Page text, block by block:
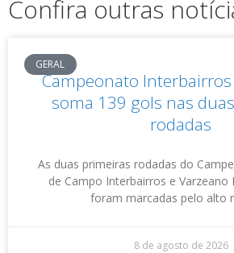
Confira outras
GERAL
Campeonato Interbairros
soma 139 gols nas
rodadas
As duas primeiras rodadas do
de Campo Interbairros e Varzeano
foram marcadas pelo alto
8 de agosto de 2026